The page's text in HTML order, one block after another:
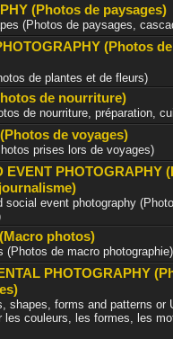
(Photos de paysages)
(Photos de paysages,
(Photos
de plantes et de fleurs)
de nourriture)
de nourriture, préparation,
de voyages)
prises lors de voyages)
EVENT PHOTOGRAPHY
social event photography
photos)
de macro photographie)
PHOTOGRAPHY
shapes, forms and patterns or
les couleurs, les formes, les